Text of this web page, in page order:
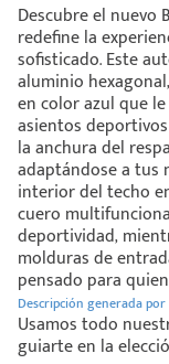
Descubre el nuevo
redefine la
sofisticado. Este
aluminio
en color azul que
asientos
la anchura del
adaptándose a tus
interior del techo
cuero
deportividad,
molduras de
pensado para
Descripción generada por
Usamos todo
guiarte en la